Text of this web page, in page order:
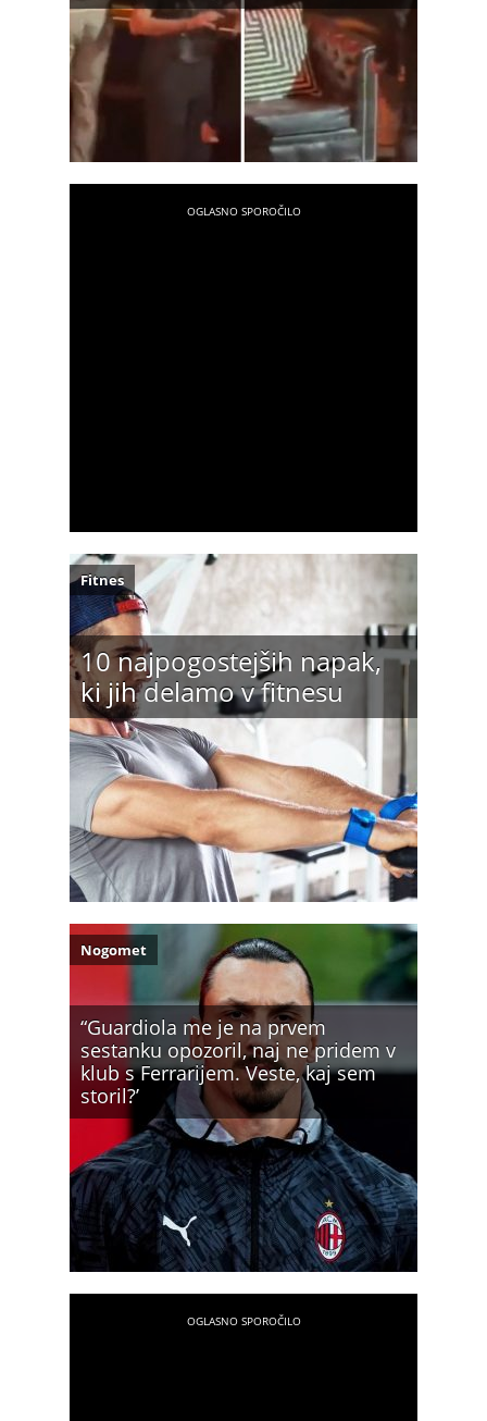
10 najpogostejših napak,
ki jih delamo v fitnesu
Fitnes
“Guardiola me je na prvem
sestanku opozoril, naj ne pridem v
klub s Ferrarijem. Veste, kaj sem
storil?’
Nogomet